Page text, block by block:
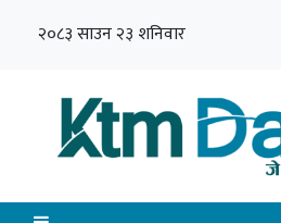
२०८३ साउन २३ शनिवार